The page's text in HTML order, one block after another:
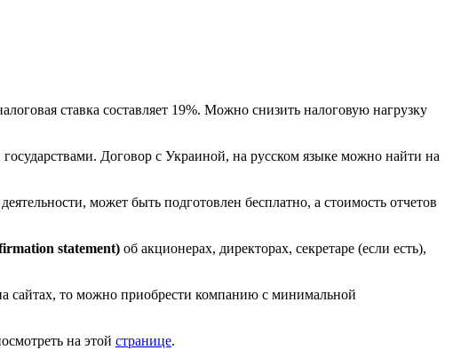
ставка составляет 19%. Можно снизить налоговую нагрузку
Договор с Украиной, на русском языке можно найти на
может быть подготовлен бесплатно, а стоимость отчетов
statement) об акционерах, директорах, секретаре (если есть),
сайтах, то можно приобрести компанию с минимальной
на этой странице.